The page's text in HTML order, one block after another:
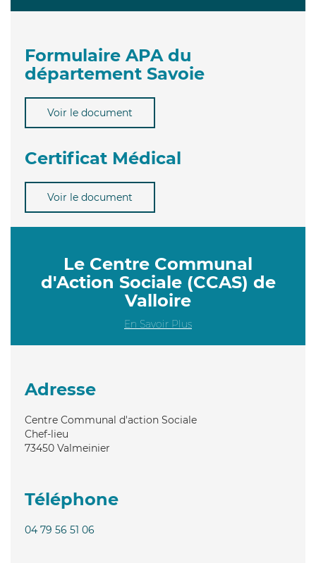
Formulaire APA du
département Savoie
Voir le document
Certificat Médical
Voir le document
Le Centre Communal
d'Action Sociale (CCAS) de
Valloire
En Savoir Plus
Adresse
Centre Communal d'action Sociale
Chef-lieu
73450 Valmeinier
Téléphone
04 79 56 51 06